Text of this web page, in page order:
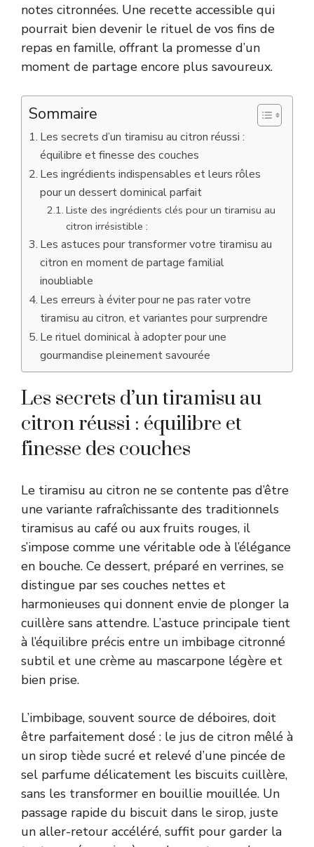
notes citronnées. Une recette accessible qui
pourrait bien devenir le rituel de vos fins de
repas en famille, offrant la promesse d’un
moment de partage encore plus savoureux.
Sommaire
Les secrets d’un tiramisu au citron réussi :
équilibre et finesse des couches
Les ingrédients indispensables et leurs rôles
pour un dessert dominical parfait
Liste des ingrédients clés pour un tiramisu au
citron irrésistible :
Les astuces pour transformer votre tiramisu au
citron en moment de partage familial
inoubliable
Les erreurs à éviter pour ne pas rater votre
tiramisu au citron, et variantes pour surprendre
Le rituel dominical à adopter pour une
gourmandise pleinement savourée
Les secrets d’un tiramisu au
citron réussi : équilibre et
finesse des couches
Le tiramisu au citron ne se contente pas d’être
une variante rafraîchissante des traditionnels
tiramisus au café ou aux fruits rouges, il
s’impose comme une véritable ode à l’élégance
en bouche. Ce dessert, préparé en verrines, se
distingue par ses couches nettes et
harmonieuses qui donnent envie de plonger la
cuillère sans attendre. L’astuce principale tient
à l’équilibre précis entre un imbibage citronné
subtil et une crème au mascarpone légère et
bien prise.
L’imbibage, souvent source de déboires, doit
être parfaitement dosé : le jus de citron mêlé à
un sirop tiède sucré et relevé d’une pincée de
sel parfume délicatement les biscuits cuillère,
sans les transformer en bouillie mouillée. Un
passage rapide du biscuit dans le sirop, juste
un aller-retour accéléré, suffit pour garder la